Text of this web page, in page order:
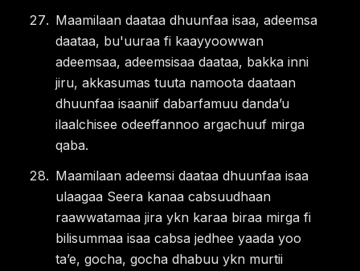
Maamilaan daataa dhuunfaa isaa, adeemsa
daataa, bu'uuraa fi kaayyoowwan
adeemsaa, adeemsisaa daataa, bakka inni
jiru, akkasumas tuuta namoota daataan
dhuunfaa isaaniif dabarfamuu dandaʼu
ilaalchisee odeeffannoo argachuuf mirga
qaba.
Maamilaan adeemsi daataa dhuunfaa isaa
ulaagaa Seera kanaa cabsuudhaan
raawwatamaa jira ykn karaa biraa mirga fi
bilisummaa isaa cabsa jedhee yaada yoo
taʼe, gocha, gocha dhabuu ykn murtii